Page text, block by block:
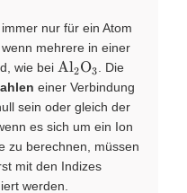
nur für ein Atom
mehrere in einer
wie bei \ce{Al2O3}
AlX
2OX
3. Die
einer Verbindung
sein oder gleich der
es sich um ein Ion
zu berechnen, müssen
mit den Indizes
werden.